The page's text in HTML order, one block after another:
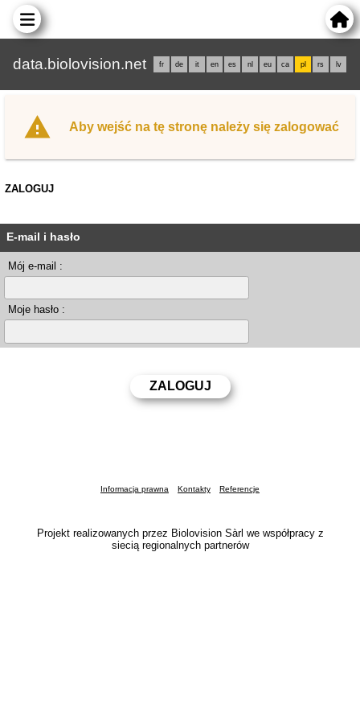
data.biolovision.net fr de it en es nl eu ca pl rs lv
Aby wejść na tę stronę należy się zalogować
ZALOGUJ
E-mail i hasło
Mój e-mail :
Moje hasło :
Informacja prawna Kontakty Referencje
Projekt realizowanych przez Biolovision Sàrl we współpracy z
siecią regionalnych partnerów